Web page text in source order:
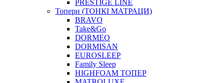
PRESTIGE LINE
Топери (ТОНКІ МАТРАЦИ)
BRAVO
Take&Go
DORMEO
DORMISAN
EUROSLEEP
Family Sleep
HIGHFOAM ТОПЕР